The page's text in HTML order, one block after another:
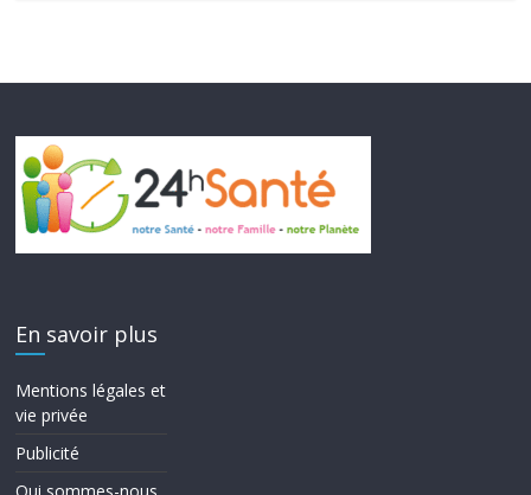
En savoir plus
Mentions légales et
vie privée
Publicité